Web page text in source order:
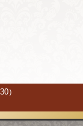
）